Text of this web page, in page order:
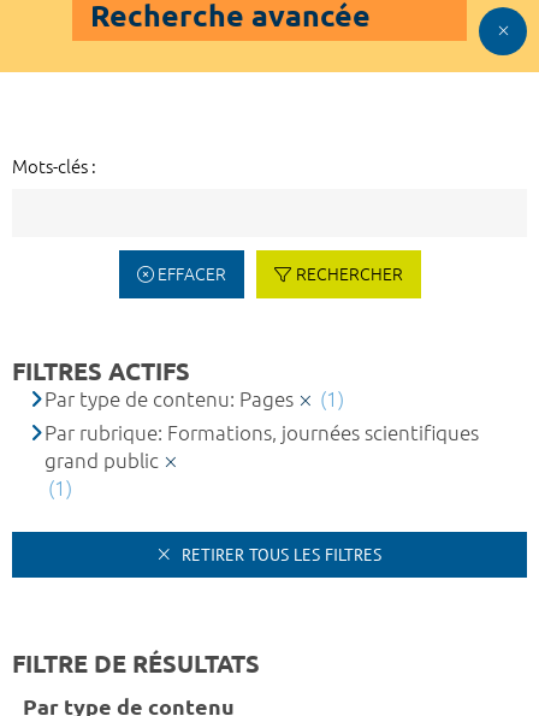
Recherche avancée
Mots-clés :
EFFACER RECHERCHER
FILTRES ACTIFS
Par type de contenu: Pages
(1)
Par rubrique: Formations, journées scientifiques
grand public
(1)
RETIRER TOUS LES FILTRES
FILTRE DE RÉSULTATS
Par type de contenu